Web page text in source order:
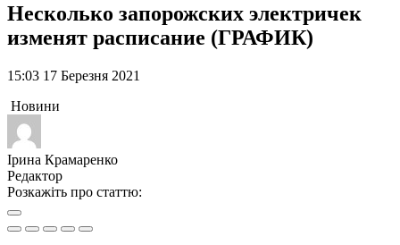
Несколько запорожских электричек
изменят расписание (ГРАФИК)
15:03 17 Березня 2021
Новини
Ірина Крамаренко
Редактор
Розкажіть про статтю: